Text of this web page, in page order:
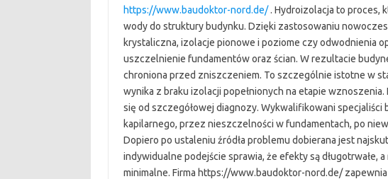
https://www.baudoktor-nord.de/. Hydroizolacja to proces,
wody do struktury budynku. Dzięki zastosowaniu
krystaliczna, izolacje pionowe i poziome czy odwodnienia
uszczelnienie fundamentów oraz ścian. W rezultacie
chroniona przed zniszczeniem. To szczególnie istotne w
wynika z braku izolacji popełnionych na etapie
się od szczegółowej diagnozy. Wykwalifikowani specjaliści
kapilarnego, przez nieszczelności w fundamentach, po
Dopiero po ustaleniu źródła problemu dobierana jest
indywidualne podejście sprawia, że efekty są długotrwałe,
minimalne. Firma https://www.baudoktor-nord.de/